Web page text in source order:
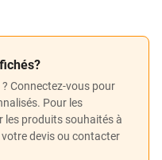
Connectez-vous pour
Pour les
les produits souhaités à
devis ou contacter